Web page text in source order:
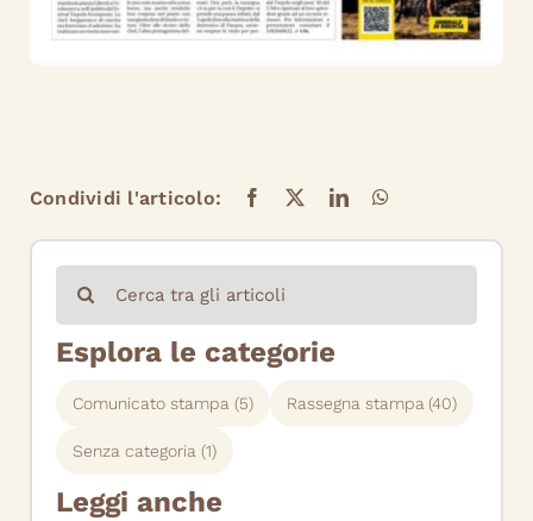
Condividi l'articolo:
Esplora le categorie
Comunicato stampa (5) Rassegna stampa (40)
Senza categoria (1)
Leggi anche